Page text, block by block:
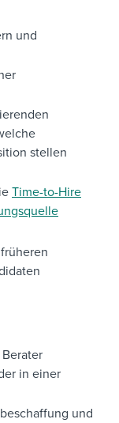
und
stellen
Time-to-Hire
in einer
und